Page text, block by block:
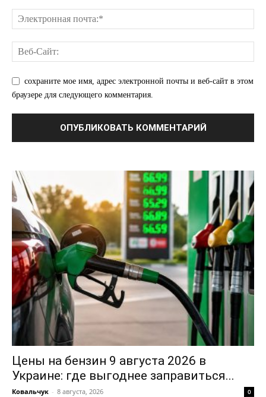
сохраните мое имя, адрес электронной почты и веб-сайт в этом
браузере для следующего комментария.
Цены на бензин 9 августа 2026 в
Украине: где выгоднее заправиться...
Ковальчук - 8 августа, 2026 0